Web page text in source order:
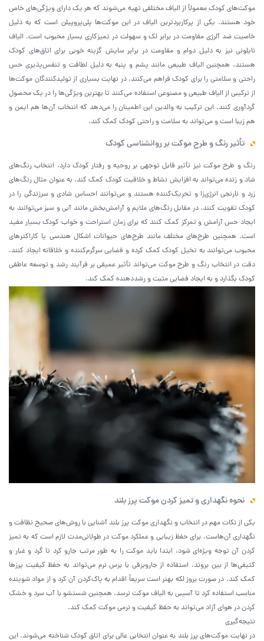
موکت‌های کودک معمولاً از الیاف مختلفی تهیه می‌شوند که هر یک دارای ویژگی‌های خاص
خود هستند. یکی از پرکاربردترین الیاف در این موکت‌ها پلی‌پروپیلن است که به دلیل
خاصیت ضد آلرژی مقاومت در برابر لک و سهولت در تمیزکاری بسیار محبوب است. الیاف
نایلونی نیز به دلیل دوام و مقاومت در برابر سایش گزینه خوبی برای اتاق‌های کودک
هستند. همچنین الیاف طبیعی مانند پشم و پنبه به دلیل لطافت و تنفس‌پذیری حس
راحتی و سلامتی را برای کودک فراهم می‌کنند. در نهایت بسیاری از تولیدکنندگان موکت‌ها
از ترکیبی از الیاف طبیعی و مصنوعی استفاده می‌کنند تا بهترین ویژگی‌ها را در یک محصول
گردآوری کنند. این ترکیب به والدین این اطمینان را می‌دهد که انتخاب آن‌ها هم ایمن و
هم زیبا است و می‌تواند به سلامت و راحتی کودک کمک کند.
تأثیر رنگ و طرح موکت بر روانشناسی کودک
رنگ و طرح موکت نیز تأثیر قابل توجهی بر روحیه و رفتار کودک دارد. انتخاب رنگ‌های
شاد و زنده می‌تواند به افزایش نشاط و خلاقیت کودک کمک کند. به عنوان مثال رنگ‌های
زرد و نارنجی انرژی‌زا و تحریک‌کننده هستند و می‌توانند احساس شادی و سرزندگی را در
کودک تقویت کنند. در مقابل رنگ‌های ملایم و آرامش‌بخش مانند آبی و سبز می‌توانند به
ایجاد حس آرامش و تمرکز کمک کنند که برای زمان استراحت و خواب کودک بسیار مفید
است. همچنین طرح‌های مختلف مانند طرح‌های حیوانات اشکال هندسی یا کاراکترهای
محبوب می‌توانند به تخیل کودک کمک کرده و فضایی سرگرم‌کننده و خلاقانه ایجاد کنند.
دقت در انتخاب رنگ و طرح موکت می‌تواند تأثیر عمیقی بر فرآیند رشد و توسعه عاطفی
کودک بگذارد و به ایجاد فضایی مثبت و رشددهنده کمک کند.
نحوه نگهداری و تمیز کردن موکت پرز بلند
یکی از نکات مهم در انتخاب و نگهداری موکت پرز بلند آشنایی با روش‌های صحیح نظافت و
نگهداری آن‌هاست. برای حفظ زیبایی و عملکرد موکت در طولانی‌مدت لازم است که به تمیز
کردن آن توجه ویژه‌ای شود. ابتدا باید موکت را به طور مرتب جارو کرد تا گرد و غبار و
کثیفی‌ها از بین بروند. استفاده از جاروبرقی با برس نرم می‌تواند به حفظ کیفیت پرزها
کمک کند. در صورت بروز لکه بهتر است سریعاً اقدام به پاک‌کردن آن کرد و از مواد شوینده
مناسب استفاده کرد تا آسیبی به الیاف موکت نرسد. همچنین شستشو با آب سرد و خشک
کردن در هوای آزاد می‌تواند به حفظ کیفیت و نرمی موکت کمک کند.
نتیجه‌گیری
در نهایت موکت‌های پرز بلند به عنوان انتخابی عالی برای اتاق کودک شناخته می‌شوند. این